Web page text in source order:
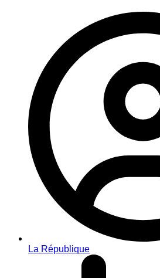
La République